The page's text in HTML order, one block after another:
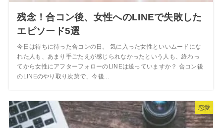
残念！合コン後、女性へのLINEで失敗した
エピソード5選
今日は待ちに待った合コンの日。 気に入った女性といいムードにな
れた人も、あまり手ごたえが感じられなかったという人も、終わっ
てから女性にアフターフォローのLINEは送っていますか？ 合コン後
のLINEのやり取り次第で、今後...
恋愛